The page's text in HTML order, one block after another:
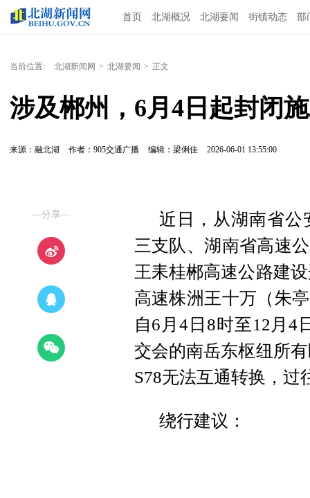
首页 北湖概况 北湖要闻 街镇动态 部
当前位置: 北湖新闻网 > 北湖要闻 > 正文
涉及郴州，6月4日起封闭
来源：融北湖 作者：905交通广播 编辑：梁俐佳 2026-06-01 13:55:00
—分享—
近日，从湖南省公
三支队、湖南省高速
王耒桂郴高速公路建
高速株洲王十万（朱
自6月4日8时至12月4
交会的南岳东枢纽所
S78无法互通转换，过
绕行建议：